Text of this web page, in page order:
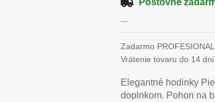
Poštovné
...
Zadarmo
Vrátenie tovaru do 14 dni
Elegantné hodinky
doplnkom. Pohon na